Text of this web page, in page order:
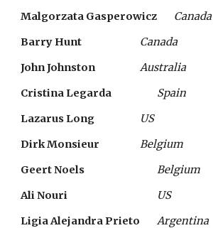
Malgorzata Gasperowicz
Canada
Barry Hunt
Canada
John Johnston
Australia
Cristina Legarda
Spain
Lazarus Long
US
Dirk Monsieur
Belgium
Geert Noels
Belgium
Ali Nouri
US
Ligia Alejandra Prieto
Argentina